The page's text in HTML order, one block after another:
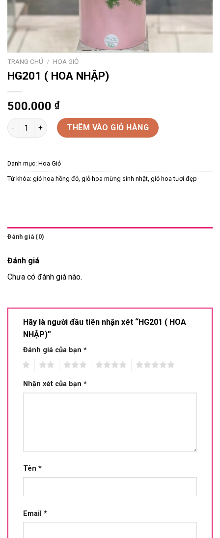
TRANG CHỦ / HOA GIỎ
HG201 ( HOA NHẬP)
500.000 ₫
HG201 ( HOA NHẬP) số lượngTHÊM VÀO GIỎ HÀNG
Danh mục: Hoa Giỏ
Từ khóa: giỏ hoa hồng đỏ giỏ hoa mừng sinh nhật giỏ hoa tươi đẹp
Đánh giá (0)
Đánh giá
Chưa có đánh giá nào.
Hãy là người đầu tiên nhận xét “HG201 ( HOA
NHẬP)”
Đánh giá của bạn *
Nhận xét của bạn *
Tên *
Email *